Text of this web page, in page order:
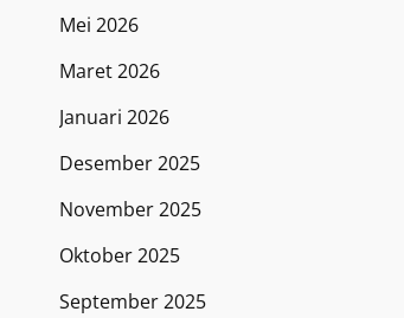
Mei 2026
Maret 2026
Januari 2026
Desember 2025
November 2025
Oktober 2025
September 2025